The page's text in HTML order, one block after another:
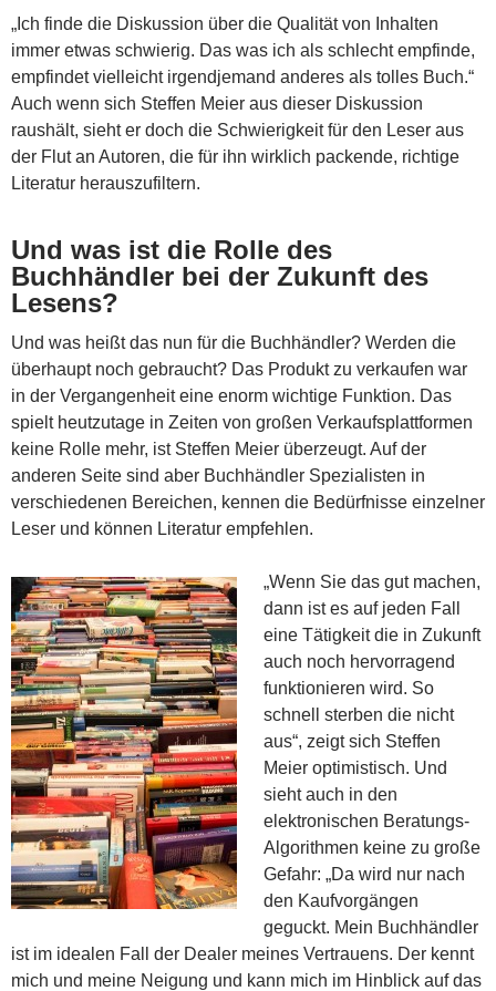
„Ich finde die Diskussion über die Qualität von Inhalten
immer etwas schwierig. Das was ich als schlecht empfinde,
empfindet vielleicht irgendjemand anderes als tolles Buch.“
Auch wenn sich Steffen Meier aus dieser Diskussion
raushält, sieht er doch die Schwierigkeit für den Leser aus
der Flut an Autoren, die für ihn wirklich packende, richtige
Literatur herauszufiltern.
Und was ist die Rolle des
Buchhändler bei der Zukunft des
Lesens?
Und was heißt das nun für die Buchhändler? Werden die
überhaupt noch gebraucht? Das Produkt zu verkaufen war
in der Vergangenheit eine enorm wichtige Funktion. Das
spielt heutzutage in Zeiten von großen Verkaufsplattformen
keine Rolle mehr, ist Steffen Meier überzeugt. Auf der
anderen Seite sind aber Buchhändler Spezialisten in
verschiedenen Bereichen, kennen die Bedürfnisse einzelner
Leser und können Literatur empfehlen.
„Wenn Sie das gut machen,
dann ist es auf jeden Fall
eine Tätigkeit die in Zukunft
auch noch hervorragend
funktionieren wird. So
schnell sterben die nicht
aus“, zeigt sich Steffen
Meier optimistisch. Und
sieht auch in den
elektronischen Beratungs-
Algorithmen keine zu große
Gefahr: „Da wird nur nach
den Kaufvorgängen
geguckt. Mein Buchhändler
ist im idealen Fall der Dealer meines Vertrauens. Der kennt
mich und meine Neigung und kann mich im Hinblick auf das